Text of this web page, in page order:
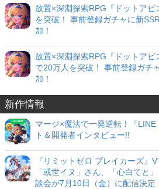
放置×深淵探索RPG『ドットアビ
を突破！ 事前登録ガチャに新
加！
放置×深淵探索RPG『ドットアビ
で20万人を突破！ 事前登録ガチ
加！
新作情報
マージ×魔法で一発逆転！『
ト＆開発者インタビュー!!
『リミットゼロ ブレイカーズ』
「或世イヌ」さん、「心白てと
談会が7月10日（金）に配信決定